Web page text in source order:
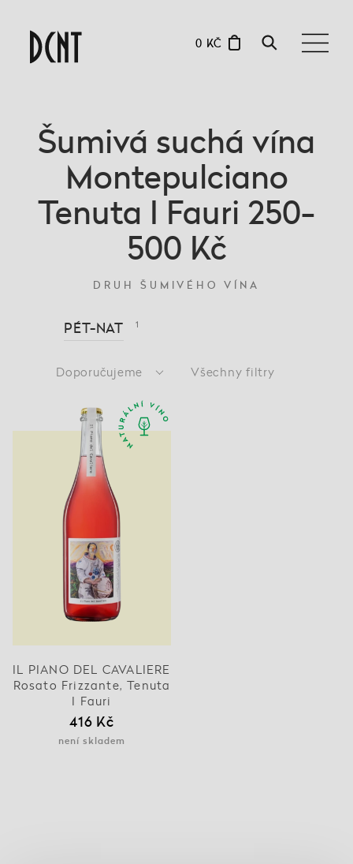
0 KČ
Šumivá suchá vína
Montepulciano
Tenuta I Fauri 250-
500 Kč
DRUH ŠUMIVÉHO VÍNA
PÉT-NAT 1
Doporučujeme Všechny filtry
IL PIANO DEL CAVALIERE
Rosato Frizzante, Tenuta
I Fauri
416 Kč
není skladem